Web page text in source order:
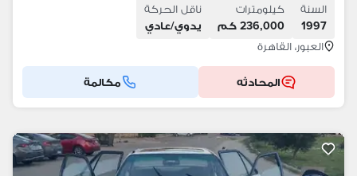
السنة
1997
كيلومترات
236,000 كم
ناقل الحركة
يدوي/عادي
العبور، القاهرة
المحادثه مكالمة